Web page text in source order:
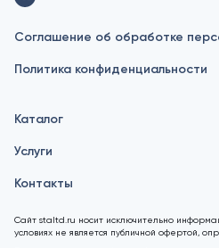
Соглашение об обработке
Политика конфиденциальности
Каталог
Услуги
Контакты
Сайт staltd.ru носит исключительно
условиях не является публичной офертой,